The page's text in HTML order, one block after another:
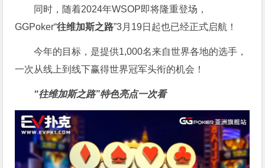
同时，随着2024年WSOP即将隆重登场，
GGPoker“往维加斯之路”3月19日起也已经正式启航！
今年的目标，是提供1,000名来自世界各地的选手，
一次从线上到线下赢得世界冠军头衔的机会！
“往维加斯之路”特色亮点一次看